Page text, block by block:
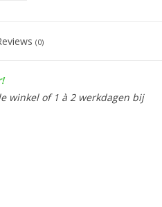
(0)
winkel of 1 à 2 werkdagen bij